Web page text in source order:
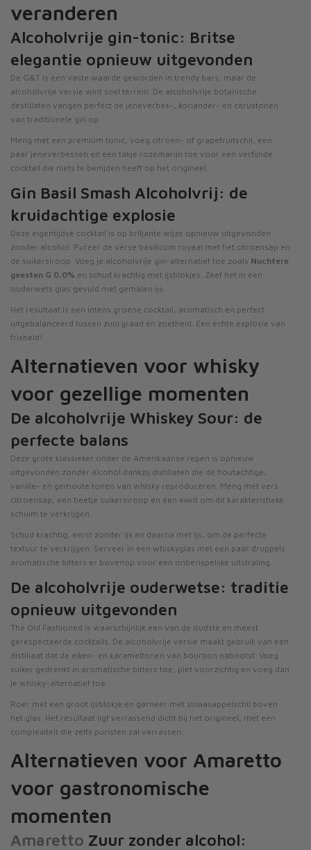
veranderen
Alcoholvrije gin-tonic: Britse
elegantie opnieuw uitgevonden
De G&T is een vaste waarde geworden in trendy bars, maar de
alcoholvrije versie wint snel terrein. De alcoholvrije botanische
destillaten vangen perfect de jeneverbes-, koriander- en citrustonen
van traditionele gin op.
Meng met een premium tonic, voeg citroen- of grapefruitschil, een
paar jeneverbessen en een takje rozemarijn toe voor een verfijnde
cocktail die niets te benijden heeft op het origineel.
Gin Basil Smash Alcoholvrij: de
kruidachtige explosie
Deze eigentijdse cocktail is op briljante wijze opnieuw uitgevonden
zonder alcohol. Pureer de verse basilicum royaal met het citroensap en
de suikersiroop. Voeg je alcoholvrije gin-alternatief toe zoals Nuchtere
geesten G 0,0% en schud krachtig met ijsblokjes. Zeef het in een
ouderwets glas gevuld met gemalen ijs.
Het resultaat is een intens groene cocktail, aromatisch en perfect
uitgebalanceerd tussen zuurgraad en zoetheid. Een echte explosie van
frisheid!
Alternatieven voor whisky
voor gezellige momenten
De alcoholvrije Whiskey Sour: de
perfecte balans
Deze grote klassieker onder de Amerikaanse repen is opnieuw
uitgevonden zonder alcohol dankzij distillaten die de houtachtige,
vanille- en gemoute tonen van whisky reproduceren. Meng met vers
citroensap, een beetje suikersiroop en een eiwit om dit karakteristieke
schuim te verkrijgen.
Schud krachtig, eerst zonder ijs en daarna met ijs, om de perfecte
textuur te verkrijgen. Serveer in een whiskyglas met een paar druppels
aromatische bitters er bovenop voor een onberispelijke uitstraling.
De alcoholvrije ouderwetse: traditie
opnieuw uitgevonden
The Old Fashioned is waarschijnlijk een van de oudste en meest
gerespecteerde cocktails. De alcoholvrije versie maakt gebruik van een
distillaat dat de eiken- en karameltonen van bourbon nabootst. Voeg
suiker gedrenkt in aromatische bitters toe, plet voorzichtig en voeg dan
je whisky-alternatief toe.
Roer met een groot ijsblokje en garneer met sinaasappelschil boven
het glas. Het resultaat ligt verrassend dicht bij het origineel, met een
complexiteit die zelfs puristen zal verrassen.
Alternatieven voor Amaretto
voor gastronomische
momenten
Amaretto Zuur zonder alcohol: